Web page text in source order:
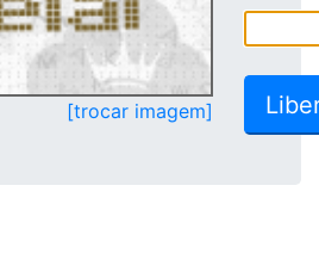
[trocar imagem]